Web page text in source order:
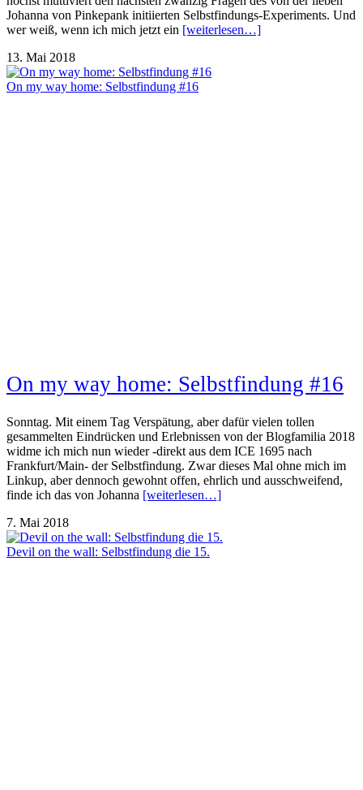
Johanna von Pinkepank initiierten Selbstfindungs-Experiments. Und
wer weiß, wenn ich mich jetzt ein [weiterlesen…]
13. Mai 2018
On my way home: Selbstfindung #16
On my way home: Selbstfindung #16
Sonntag. Mit einem Tag Verspätung, aber dafür vielen tollen
gesammelten Eindrücken und Erlebnissen von der Blogfamilia 2018
widme ich mich nun wieder -direkt aus dem ICE 1695 nach
Frankfurt/Main- der Selbstfindung. Zwar dieses Mal ohne mich im
Linkup, aber dennoch gewohnt offen, ehrlich und ausschweifend,
finde ich das von Johanna [weiterlesen…]
7. Mai 2018
Devil on the wall: Selbstfindung die 15.